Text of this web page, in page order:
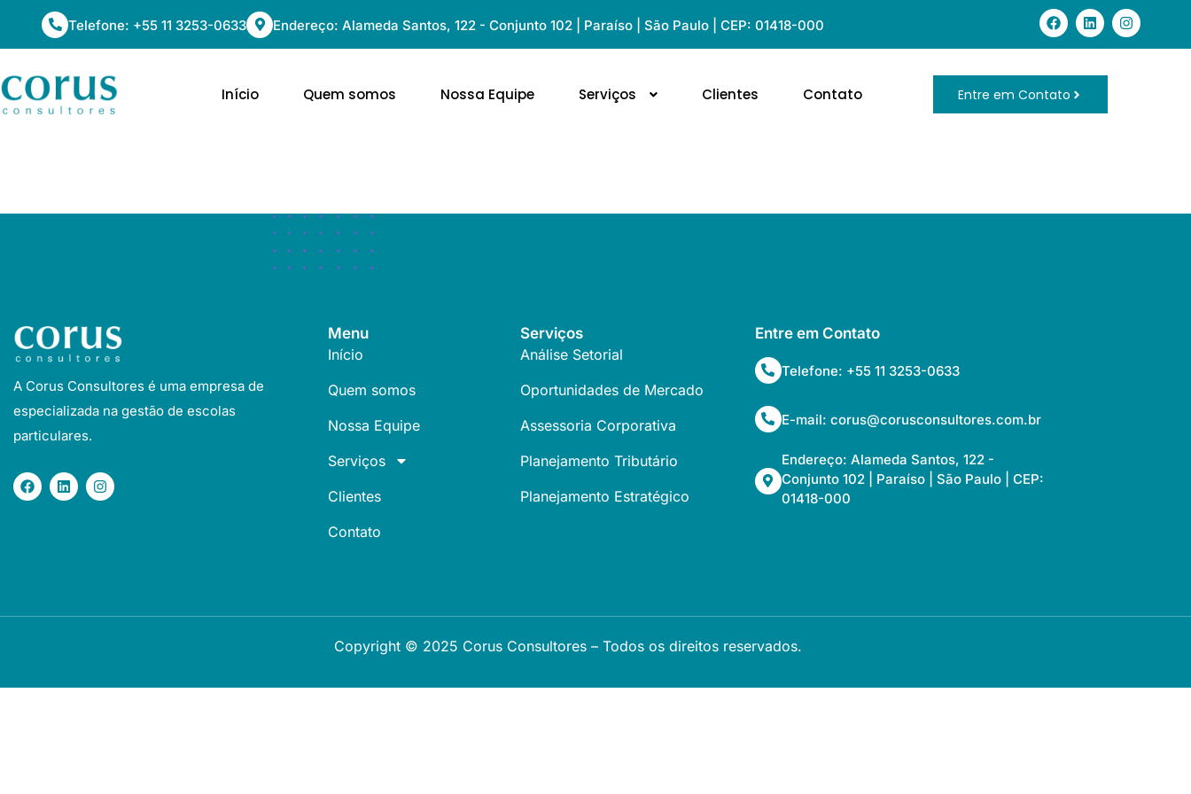
Telefone: +55 11 3253-0633 Endereço: Alameda Santos, 122 - Conjunto 102 | Paraíso | São Paulo | CEP: 01418-000
Início Quem somos Nossa Equipe Serviços Clientes Contato Entre em Contato
A Corus Consultores é uma empresa de
especializada na gestão de escolas
particulares.
Menu
Início
Quem somos
Nossa Equipe
Serviços
Clientes
Contato
Serviços
Análise Setorial
Oportunidades de Mercado
Assessoria Corporativa
Planejamento Tributário
Planejamento Estratégico
Entre em Contato
Telefone: +55 11 3253-0633
E-mail: corus@corusconsultores.com.br
Endereço: Alameda Santos, 122 -
Conjunto 102 | Paraíso | São Paulo | CEP:
01418-000
Copyright © 2025 Corus Consultores – Todos os direitos reservados.